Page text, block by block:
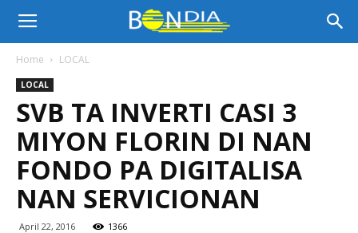
Bon
Dia
Aruba
Home LOCAL
LOCAL
SVB TA INVERTI CASI 3
MIYON FLORIN DI NAN
FONDO PA DIGITALISA
NAN SERVICIONAN
April 22, 2016 1366